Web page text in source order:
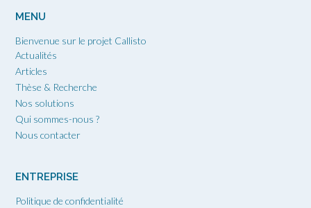
MENU
Bienvenue sur le projet Callisto
Actualités
Articles
Thèse & Recherche
Nos solutions
Qui sommes-nous ?
Nous contacter
ENTREPRISE
Politique de confidentialité